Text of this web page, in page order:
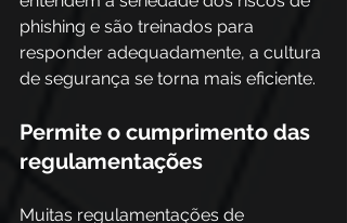
phishing e são treinados para
responder adequadamente, a cultura
de segurança se torna mais eficiente.
Permite o cumprimento das
regulamentações
Muitas regulamentações de